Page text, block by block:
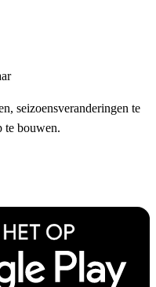
seizoensveranderingen te
te bouwen.